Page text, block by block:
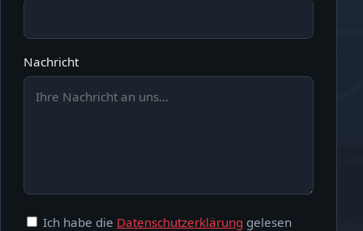
Nachricht
Ich habe die Datenschutzerklärung gelesen